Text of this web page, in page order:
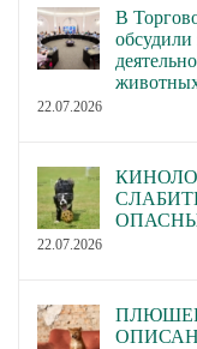
В
обсудили
22.07.2026
22.07.2026